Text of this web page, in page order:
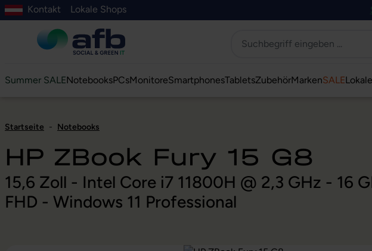
springen
Suche springen
Zur Hauptnavigation springen
Zur Navigation der B2B-Plattform springen
Kontakt Lokale Shops
Summer SALENotebooksPCsMonitoreSmartphonesTabletsZubehörMarkenSALE
Startseite - Notebooks
HP ZBook Fury 15 G8
15,6 Zoll - Intel Core i7 11800H @ 2,3 GHz - 16
FHD - Windows 11 Professional